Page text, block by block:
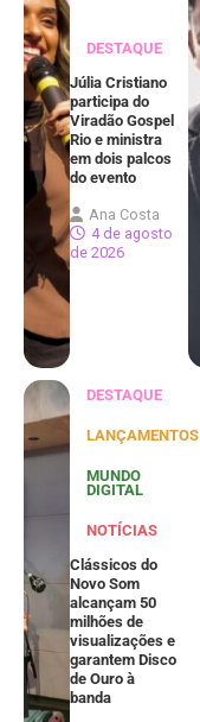
DESTAQUE
Júlia Cristiano
participa do
Viradão Gospel
Rio e ministra
em dois palcos
do evento
Ana Costa
4 de agosto
de 2026
DESTAQUE
LANÇAMENTOS
MUNDO
DIGITAL
NOTÍCIAS
Clássicos do
Novo Som
alcançam 50
milhões de
visualizações e
garantem Disco
de Ouro à
banda